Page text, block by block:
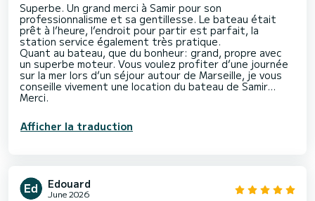
Superbe. Un grand merci à Samir pour son
professionnalisme et sa gentillesse. Le bateau était
prêt à l’heure, l’endroit pour partir est parfait, la
station service également très pratique.
Quant au bateau, que du bonheur: grand, propre avec
un superbe moteur. Vous voulez profiter d’une journée
sur la mer lors d’un séjour autour de Marseille, je vous
conseille vivement une location du bateau de Samir…
Merci.
Afficher la traduction
Edouard
June 2026